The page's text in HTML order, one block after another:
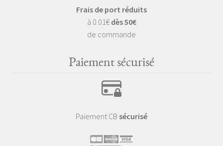
Frais de port réduits
à 0.01€ dès 50€
de commande
Paiement sécurisé
Paiement CB sécurisé